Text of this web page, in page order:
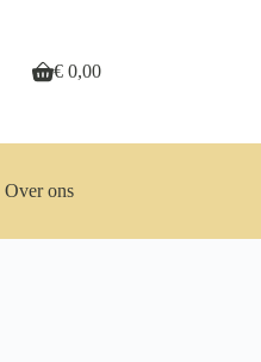
Winkelwagen
€0,00
Over ons